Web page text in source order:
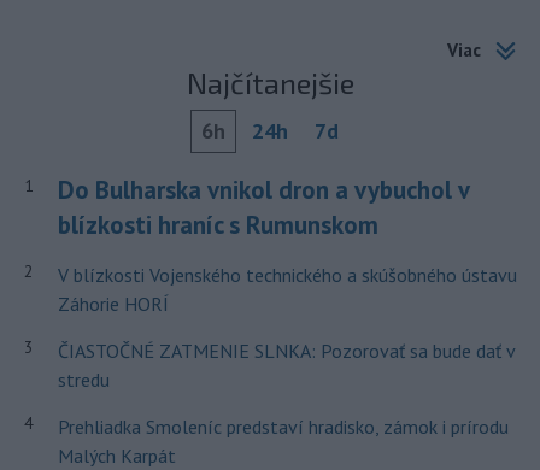
Viac
Najčítanejšie
6h 24h 7d
1
Do Bulharska vnikol dron a vybuchol v
blízkosti hraníc s Rumunskom
2
V blízkosti Vojenského technického a skúšobného ústavu
Záhorie HORÍ
3
ČIASTOČNÉ ZATMENIE SLNKA: Pozorovať sa bude dať v
stredu
4
Prehliadka Smoleníc predstaví hradisko, zámok i prírodu
Malých Karpát